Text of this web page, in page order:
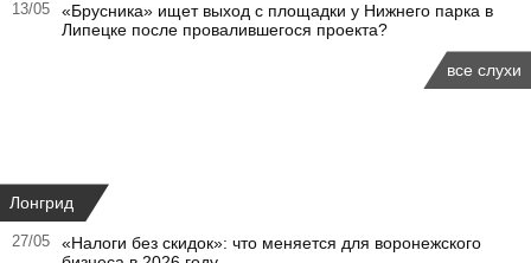
13/05
«Брусника» ищет выход с площадки у Нижнего парка в
Липецке после провалившегося проекта?
все слухи
Лонгрид
27/05
«Налоги без скидок»: что меняется для воронежского